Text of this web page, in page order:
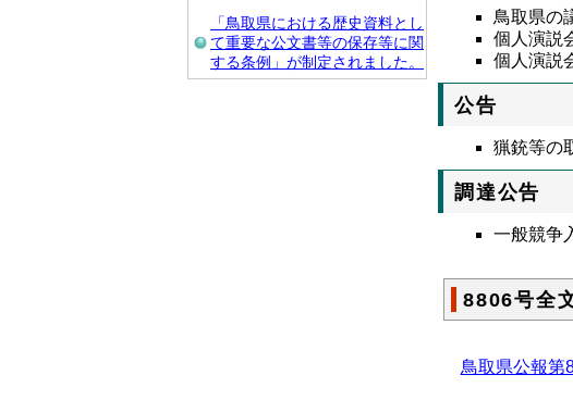
「鳥取県における歴史資料とし
て重要な公文書等の保存等に関
する条例」が制定されました。
鳥取県の
個人演説
個人演説
公告
猟銃等の
調達公告
一般競争
8806号全
鳥取県公報第